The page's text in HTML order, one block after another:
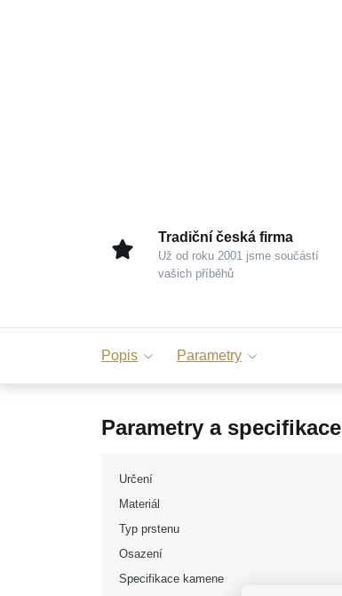
Tradiční česká firma
Už od roku 2001 jsme součástí
vašich příběhů
Popis Parametry
Parametry a specifikace
Určení
Materiál
Typ prstenu
Osazení
Specifikace kamene